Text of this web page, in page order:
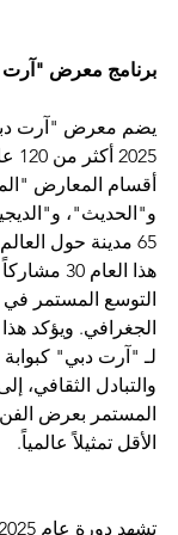
برنامج معرض "آرت
يضم معرض "آرت
أقسام المعارض
و"الحديث"،
65 مدينة حول
هذا
التوسع المستمر
الجغرافي. ويؤكد
لـ "آرت دبي" كبوابة
والتبادل الثقافي،
المستمر بعرض الفن
الأقل تمثيلاً عالمياً.